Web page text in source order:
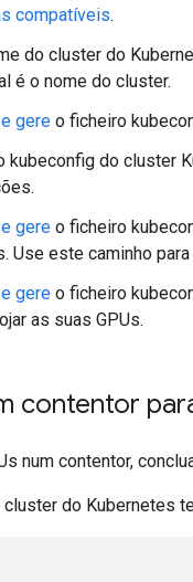
compatíveis.
do cluster do
é o nome do cluster.
gere o ficheiro
kubeconfig do cluster
gere o ficheiro
Use este caminho
gere o ficheiro
as suas GPUs.
contentor
num contentor,
do Kubernetes